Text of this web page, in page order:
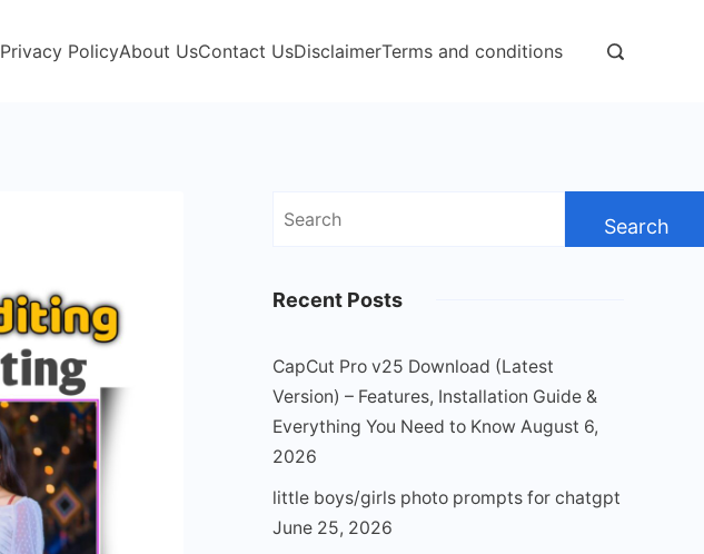
Privacy PolicyAbout UsContact UsDisclaimerTerms and conditions
Search
Recent Posts
CapCut Pro v25 Download (Latest
Version) – Features, Installation Guide &
Everything You Need to Know August 6,
2026
little boys/girls photo prompts for chatgpt
June 25, 2026